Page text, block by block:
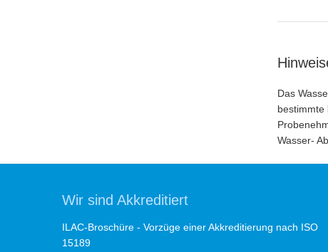
Das
bestimmte
Wasser-
Wir sind Akkreditiert
ILAC-Broschüre - Vorzüge einer Akkreditierung nach ISO
15189